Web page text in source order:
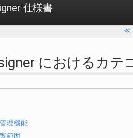
仕様書
≪
におけるカテ
理機能
範囲